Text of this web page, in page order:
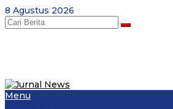
Skip
to
content
8 Agustus 2026
Menu